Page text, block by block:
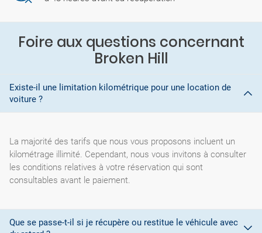
Foire aux questions concernant
Broken Hill
Existe-il une limitation kilométrique pour une location de
voiture ?
La majorité des tarifs que nous vous proposons incluent un
kilométrage illimité. Cependant, nous vous invitons à consulter
les conditions relatives à votre réservation qui sont
consultables avant le paiement.
Que se passe-t-il si je récupère ou restitue le véhicule avec